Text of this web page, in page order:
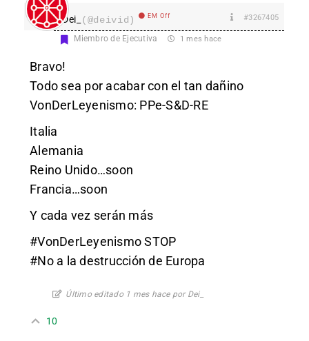
Dei_ (@deivid) EM Off #3267405
Miembro de Ejecutiva 1 mes hace
Bravo!
Todo sea por acabar con el tan dañino
VonDerLeyenismo: PPe-S&D-RE
Italia
Alemania
Reino Unido…soon
Francia…soon
Y cada vez serán más
#VonDerLeyenismo STOP
#No a la destrucción de Europa
Último editado 1 mes hace por Dei_
10